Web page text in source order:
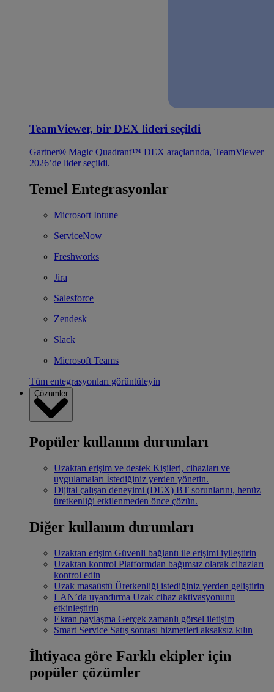
TeamViewer, bir DEX lideri seçildi
Gartner® Magic Quadrant™ DEX araçlarında, TeamViewer
2026’de lider seçildi.
Temel Entegrasyonlar
Microsoft Intune
ServiceNow
Freshworks
Jira
Salesforce
Zendesk
Slack
Microsoft Teams
Tüm entegrasyonları görüntüleyin
Çözümler
Popüler kullanım durumları
Uzaktan erişim ve destek Kişileri, cihazları ve
uygulamaları İstediğiniz yerden yönetin.
Dijital çalışan deneyimi (DEX) BT sorunlarını, henüz
üretkenliği etkilenmeden önce çözün.
Diğer kullanım durumları
Uzaktan erişim Güvenli bağlantı ile erişimi iyileştirin
Uzaktan kontrol Platformdan bağımsız olarak cihazları
kontrol edin
Uzak masaüstü Üretkenliği istediğiniz yerden geliştirin
LAN’da uyandırma Uzak cihaz aktivasyonunu
etkinleştirin
Ekran paylaşma Gerçek zamanlı görsel iletişim
Smart Service Satış sonrası hizmetleri aksaksız kılın
İhtiyaca göre Farklı ekipler için
popüler çözümler